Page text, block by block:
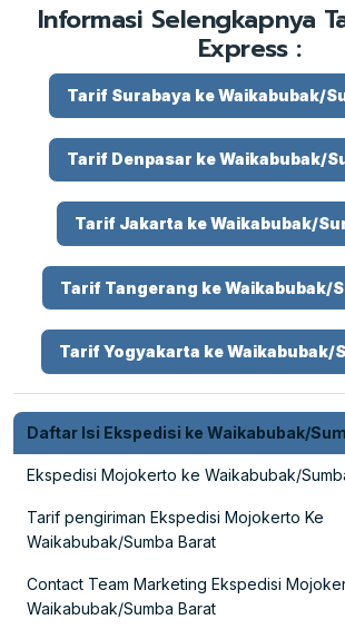
Informasi Selengkapnya
Express :
Tarif Surabaya ke Waikabubak/
Tarif Denpasar ke Waikabubak/
Tarif Jakarta ke Waikabubak/
Tarif Tangerang ke Waikabubak/
Tarif Yogyakarta ke Waikabubak/
Daftar Isi Ekspedisi ke Waikabubak/
Ekspedisi Mojokerto ke Waikabubak/
Tarif pengiriman Ekspedisi Mojokerto Ke
Waikabubak/Sumba Barat
Contact Team Marketing Ekspedisi
Waikabubak/Sumba Barat